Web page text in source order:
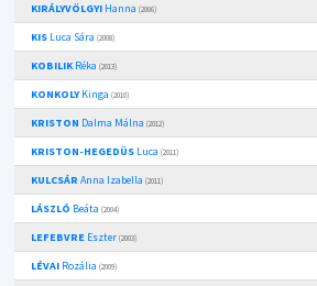
KIRÁLYVÖLGYIHanna (2006)
KISLuca Sára (2008)
KOBILIKRéka (2013)
KONKOLYKinga (2010)
KRISTON Dalma Málna (2012)
KRISTON-HEGEDÜSLuca (2011)
KULCSÁR Anna Izabella (2011)
LÁSZLÓ Beáta (2004)
LEFEBVREEszter (2003)
LÉVAIRozália (2009)